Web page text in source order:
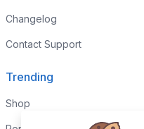
Changelog
Contact Support
Trending
Shop